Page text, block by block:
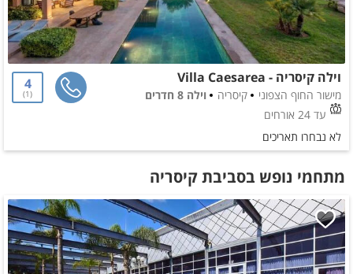
וילה קיסריה - Villa Caesarea
מישור החוף הצפוני קיסריה
וילה 8 חדרים
עד 24 אורחים
4
1
לא נבחרו תאריכים
מתחמי נופש בסביבת קיסריה